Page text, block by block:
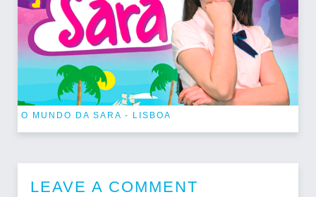
O MUNDO DA SARA - LISBOA
LEAVE A COMMENT